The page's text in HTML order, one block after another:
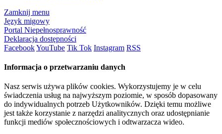
Zamknij menu
Język migowy
Portal Niepełnosprawność
Deklaracja dostępności
FacebookYouTube Tik Tok Instagram RSS
Informacja o przetwarzaniu danych
Nasz serwis używa plików cookies. Wykorzystujemy je w celu
świadczenia usług na najwyższym poziomie, w sposób dopasowany
do indywidualnych potrzeb Użytkowników. Dzięki temu możliwe
jest także korzystanie z narzędzi analitycznych oraz udostępnianie
funkcji mediów społecznościowych i odtwarzacza wideo.